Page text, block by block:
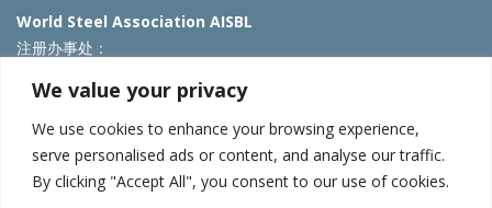
We value your privacy
We use cookies to enhance your browsing experience,
serve personalised ads or content, and analyse our traffic.
By clicking "Accept All", you consent to our use of cookies.
World Steel Association AISBL
注册办事处：
T: +32 2 702 89 00 – E:steel@worldsteel.org
北京市朝阳区霄云路40号院国航世纪大厦1号楼3层3F